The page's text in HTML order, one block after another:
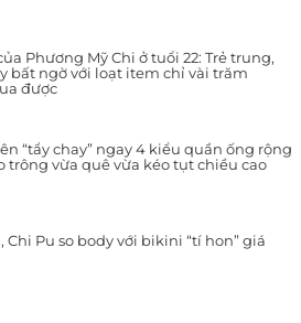
Phương Mỹ Chi ở tuổi 22: Trẻ trung,
bất ngờ với loạt item chỉ vài trăm
được
“tẩy chay” ngay 4 kiểu quần ống rộng
trông vừa quê vừa kéo tụt chiều cao
Chi Pu so body với bikini “tí hon” giá